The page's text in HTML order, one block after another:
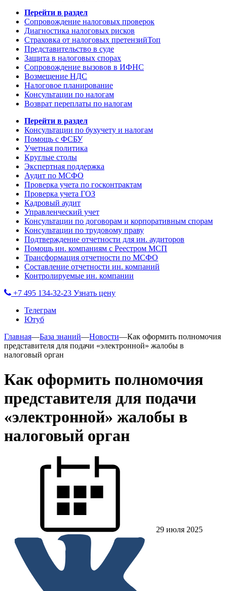
Перейти в раздел
Сопровождение налоговых проверок
Диагностика налоговых рисков
Страховка от налоговых претензийТоп
Представительство в суде
Защита в налоговых спорах
Сопровождение вызовов в ИФНС
Возмещение НДС
Налоговое планирование
Консультации по налогам
Возврат переплаты по налогам
Перейти в раздел
Консультации по бухучету и налогам
Помощь с ФСБУ
Учетная политика
Круглые столы
Экспертная поддержка
Аудит по МСФО
Проверка учета по госконтрактам
Проверка учета ГОЗ
Кадровый аудит
Управленческий учет
Консультации по договорам и корпоративным спорам
Консультации по трудовому праву
Подтверждение отчетности для ин. аудиторов
Помощь ин. компаниям с Реестром МСП
Трансформация отчетности по МСФО
Составление отчетности ин. компаний
Контролируемые ин. компании
+7 495 134-32-23 Узнать цену
Телеграм
Ютуб
Главная—База знаний—Новости—Как оформить полномочия
представителя для подачи «электронной» жалобы в
налоговый орган
Как оформить полномочия
представителя для подачи
«электронной» жалобы в
налоговый орган
29 июля 2025